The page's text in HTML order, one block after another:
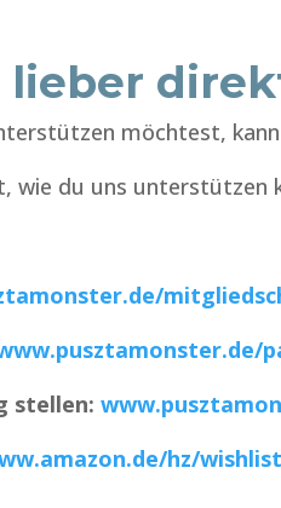
lieber
möchtest,
wie du uns unterstützen
stellen:
hz/